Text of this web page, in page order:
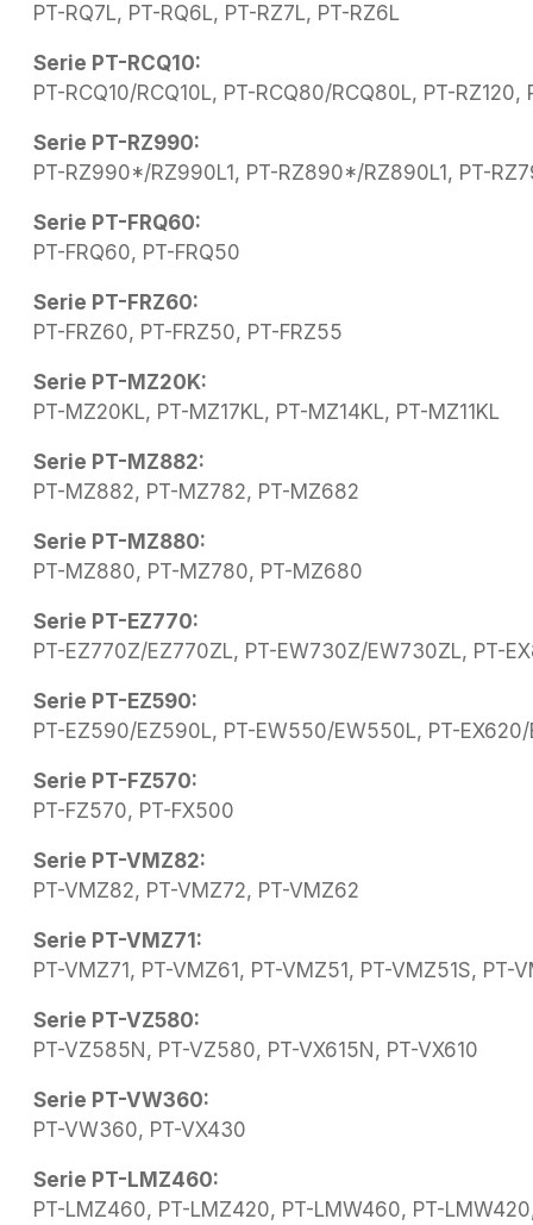
PT-RQ7L, PT-RQ6L, PT-RZ7L, PT-RZ6L
Serie PT-RCQ10:
PT-RCQ10/RCQ10L, PT-RCQ80/RCQ80L, PT-RZ120,
Serie PT-RZ990:
PT-RZ990*/RZ990L1, PT-RZ890*/RZ890L1, PT-
Serie PT-FRQ60:
PT-FRQ60, PT-FRQ50
Serie PT-FRZ60:
PT-FRZ60, PT-FRZ50, PT-FRZ55
Serie PT-MZ20K:
PT-MZ20KL, PT-MZ17KL, PT-MZ14KL, PT-MZ11KL
Serie PT-MZ882:
PT-MZ882, PT-MZ782, PT-MZ682
Serie PT-MZ880:
PT-MZ880, PT-MZ780, PT-MZ680
Serie PT-EZ770:
PT-EZ770Z/EZ770ZL, PT-EW730Z/EW730ZL, PT-
Serie PT-EZ590:
PT-EZ590/EZ590L, PT-EW550/EW550L, PT-
Serie PT-FZ570:
PT-FZ570, PT-FX500
Serie PT-VMZ82:
PT-VMZ82, PT-VMZ72, PT-VMZ62
Serie PT-VMZ71:
PT-VMZ71, PT-VMZ61, PT-VMZ51, PT-VMZ51S, PT-
Serie PT-VZ580:
PT-VZ585N, PT-VZ580, PT-VX615N, PT-VX610
Serie PT-VW360:
PT-VW360, PT-VX430
Serie PT-LMZ460:
PT-LMZ460, PT-LMZ420, PT-LMW460, PT-